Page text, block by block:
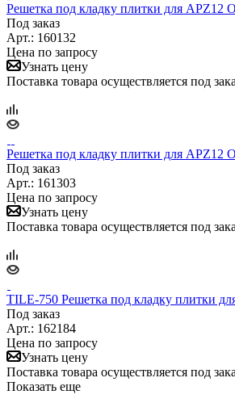
Решетка под кладку плитки для APZ12
Под заказ
Арт.: 160132
Цена по запросу
Узнать цену
Поставка товара осуществляется под
Решетка под кладку плитки для APZ12
Под заказ
Арт.: 161303
Цена по запросу
Узнать цену
Поставка товара осуществляется под
TILE-750 Решетка под кладку плитки
Под заказ
Арт.: 162184
Цена по запросу
Узнать цену
Поставка товара осуществляется под
Показать еще